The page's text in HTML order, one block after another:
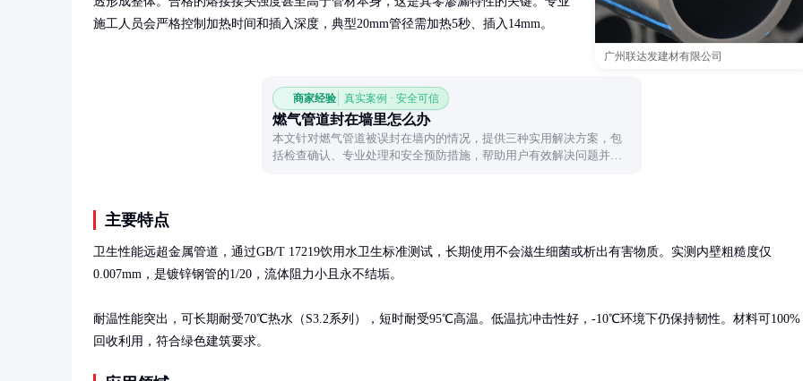
广州联达发建材有限公司
施工人员会严格控制加热时间和插入深度，典型20mm管径需加热5秒、插入14mm。
商家经验 真实案例 · 安全可信
燃气管道封在墙里怎么办
本文针对燃气管道被误封在墙内的情况，提供三种实用解决方案，包
括检查确认、专业处理和安全预防措施，帮助用户有效解决问题并避
主要特点
卫生性能远超金属管道，通过GB/T 17219饮用水卫生标准测试，长期使用不会滋生细菌或析出有害物质。实测内壁粗糙度仅
0.007mm，是镀锌钢管的1/20，流体阻力小且永不结垢。
耐温性能突出，可长期耐受70℃热水（S3.2系列），短时耐受95℃高温。低温抗冲击性好，-10℃环境下仍保持韧性。材料可100%
回收利用，符合绿色建筑要求。